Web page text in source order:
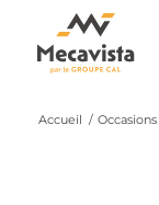
Accueil / Occasions